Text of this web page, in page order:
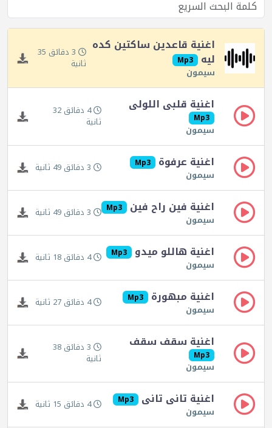
اغنية قاعدين ساكتين كده
ليه Mp3
سيمون
3 دقائق 35
ثانية
اغنية قلبى اللولى
Mp3
سيمون
4 دقائق 32
ثانية
اغنية عرفوة Mp3
سيمون 3 دقائق 49 ثانية
اغنية فين راح فين Mp3
سيمون 3 دقائق 49 ثانية
اغنية هاللو ميدو Mp3
سيمون 4 دقائق 18 ثانية
اغنية مبهورة Mp3
سيمون 4 دقائق 27 ثانية
اغنية سقف سقف
Mp3
سيمون
3 دقائق 38
ثانية
اغنية تانى تانى Mp3
سيمون 4 دقائق 15 ثانية